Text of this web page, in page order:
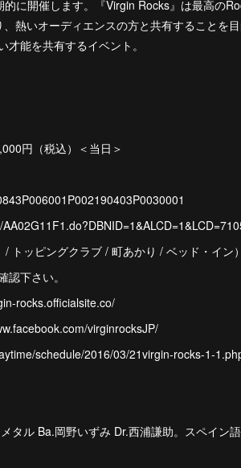
に開催します。『Virgin Rocks』は最高の
熱いオーディエンスの方と共有することを
能を共有するイベント。
円（税込）＜当日＞
トッピングクラブ / 町あかり / ベッド・イン）
下さい。
rocks.officialsite.co/
virginrocksJP/
schedule/2016/03/21virgin-rocks-1-
タル Ba.岡野いずみ Dr.西浦謙助。スペイン